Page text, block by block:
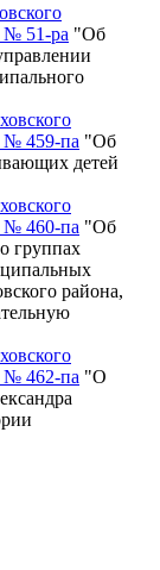
№ 51-ра "Об
№ 459-па "Об
детей
№ 460-па "Об
группах
района,
№ 462-па "О